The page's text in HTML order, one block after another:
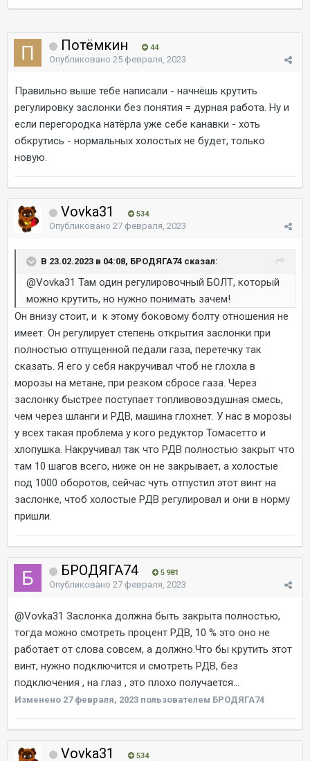
Потёмкин 44
Опубликовано 25 февраля, 2023
Правильно выше тебе написали - начнёшь крутить
регулировку заслонки без понятия = дурная работа. Ну и
если перегородка натёрла уже себе канавки - хоть
обкрутись - нормальных холостых не будет, только
новую.
Vovka31 534
Опубликовано 27 февраля, 2023
В 23.02.2023 в 04:08, БРОДЯГА74 сказал:
@Vovka31 Там один регулировочный БОЛТ, который
можно крутить, но нужно понимать зачем!
Он внизу стоит, и к этому боковому болту отношения не
имеет. Он регулирует степень открытия заслонки при
полностью отпущенной педали газа, перетечку так
сказать. Я его у себя накручивал чтоб не глохла в
морозы на метане, при резком сбросе газа. Через
заслонку быстрее поступает топливовоздушная смесь,
чем через шланги и РДВ, машина глохнет. У нас в морозы
у всех такая проблема у кого редуктор Томасетто и
хлопушка. Накручивал так что РДВ полностью закрыт что
там 10 шагов всего, ниже он не закрывает, а холостые
под 1000 оборотов, сейчас чуть отпустил этот винт на
заслонке, чтоб холостые РДВ регулировал и они в норму
пришли.
БРОДЯГА74 5 981
Опубликовано 27 февраля, 2023
@Vovka31 Заслонка должна быть закрыта полностью,
тогда можно смотреть процент РДВ, 10 % это оно не
работает от слова совсем, а должно.Что бы крутить этот
винт, нужно подключится и смотреть РДВ, без
подключения , на глаз , это плохо получается...
Изменено 27 февраля, 2023 пользователем БРОДЯГА74
Vovka31 534